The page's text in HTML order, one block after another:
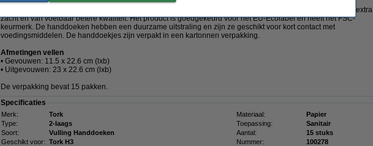
Het 2-laagse papier is voorzien van een decoratieve opdruk en Tork-logo en een leaf-opdruk. Het papier is extra
zacht en van voelbaar betere kwaliteit. Het product is goedgekeurd voor het EU-Ecolabel en heeft het FSC-
keurmerk. De handdoeken hebben een duurzame uitstraling en zijn ze geschikt voor kort contact met
voedingsmiddelen. De handdoekjes zijn verpakt in een kartonnen verpakking.
Afmetingen vellen
• Gevouwen: 11.5 x 22.6 cm (lxb)
• Uitgevouwen: 23 x 22.6 cm (lxb)
De verpakking bevat 15 pakken.
Specificaties
Merk: Tork Materiaal:
Papier
Type:
2-laags Toepassing:
Sanitair
Soort:
Vulling Handdoeken Aantal:
15 stuks
Geschikt voor: Tork H3 Nummer:
100278